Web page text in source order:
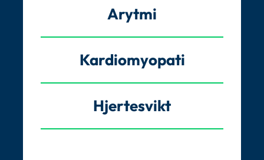
Arytmi
Kardiomyopati
Hjertesvikt